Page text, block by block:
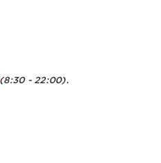
(8:30 - 22:00).